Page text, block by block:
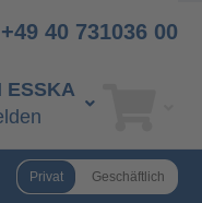
40 731036 00
ESSKA
Privat Geschäftlich